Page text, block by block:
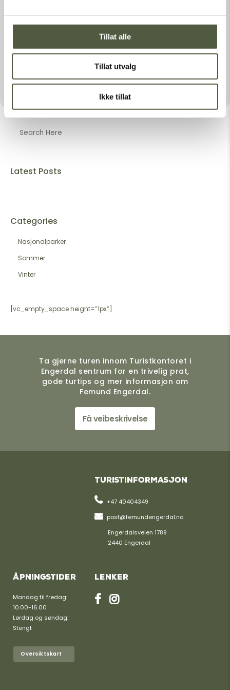
Tillat alle
Tillat utvalg
Ikke tillat
SE PROGRAM OG LES MER OM
PÅ WWW.GUTULIANASJONALPARK.
Latest Posts
Categories
Nasjonalparker
Sommer
Vinter
[vc_empty_space height=”1px”]
Ta gjerne turen innom Turistkontoret i
Engerdal sentrum for en trivelig prat,
gode turtips og mer informasjon om
Femund Engerdal.
Få veibeskrivelse
Turistinformasjon
+47 40404349
post@femundengerdal.no
Engerdalsveien 1789
2440 Engerdal
Åpningstider
Mandag til fredag:
10.00-16.00
Lørdag og søndag:
Stengt
Oversiktskart
Lenker